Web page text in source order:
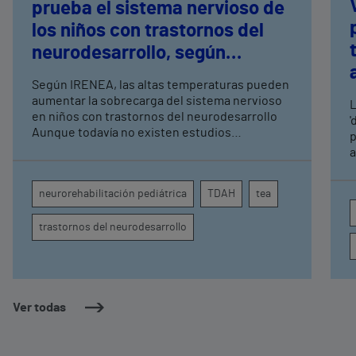
Ver todas
prueba el sistema nervioso de
los niños con trastornos del
neurodesarrollo, según
expertos en
neurorrehabilitación
pediátrica de Vithas
Según IRENEA, las altas temperaturas pueden
aumentar la sobrecarga del sistema nervioso
en niños con trastornos del neurodesarrollo
Aunque todavía no existen estudios
atención, la regulación emocional y la
conducta
neurorehabilitación pediátrica TDAH tea
trastornos del neurodesarrollo